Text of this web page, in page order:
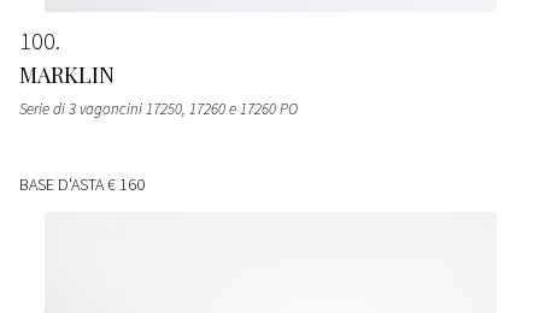
100
MARKLIN
Serie di 3 vagoncini 17250, 17260 e 17260 PO
BASE D'ASTA€ 160